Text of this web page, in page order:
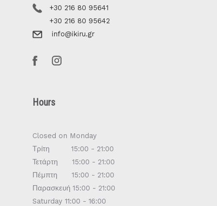
+30 216 80 95641
+30 216 80 95642
info@ikiru.gr
Hours
Closed on Monday
Τρίτη 15:00 - 21:00
Τετάρτη 15:00 - 21:00
Πέμπτη 15:00 - 21:00
Παρασκευή 15:00 - 21:00
Saturday 11:00 - 16:00